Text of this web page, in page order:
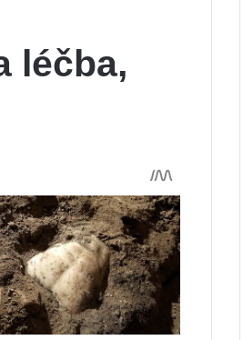
léčba,